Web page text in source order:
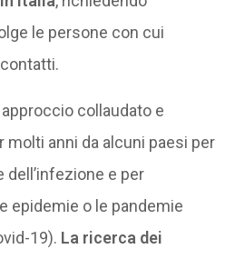
le persone con cui
collaudato e
molti anni da alcuni paesi per
e per
epidemie o le pandemie
19). La ricerca dei